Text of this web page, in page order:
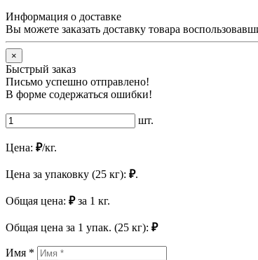
Информация о доставке
Вы можете заказать доставку товара
×
Быстрый заказ
Письмо успешно отправлено!
В форме содержаться ошибки!
шт.
Цена: ₽/кг.
Цена за упаковку (25 кг): ₽.
Общая цена: ₽за 1 кг.
Общая цена за 1 упак. (25 кг): ₽
Имя *